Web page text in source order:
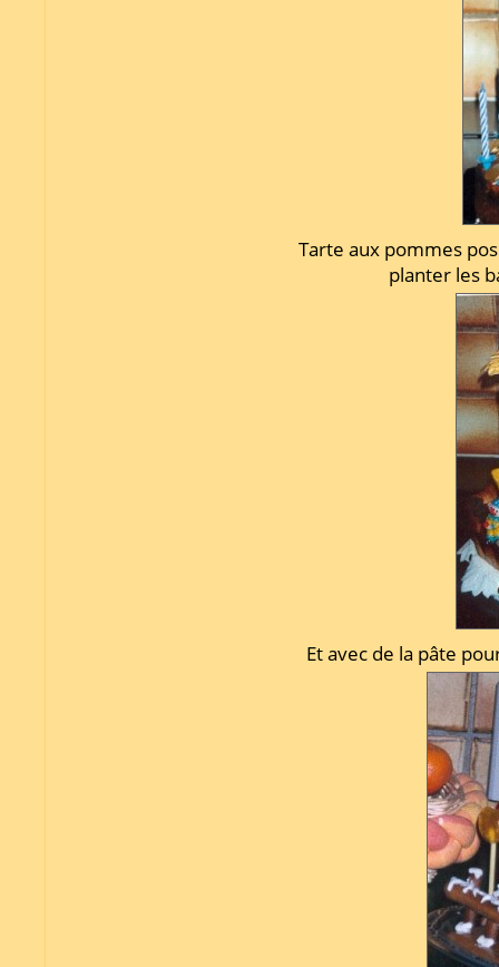
Tarte aux pommes
planter les
Et avec de la pâte